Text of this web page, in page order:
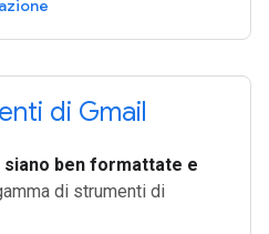
di Gmail
ben formattate e
di strumenti di